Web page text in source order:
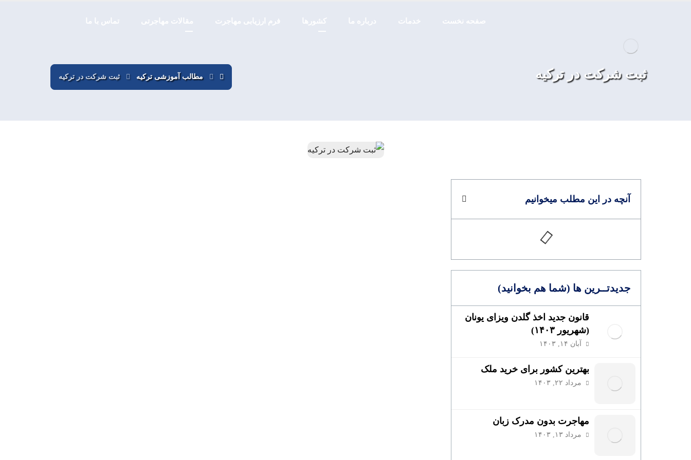
صفحه نخست خدمات درباره ما کشورها فرم ارزیابی مهاجرت مقالات مهاجرتی تماس با ما
ثبت شرکت در ترکیه مطالب آموزشی ترکیه ثبت شرکت در ترکیه
آنچه در این مطلب میخوانیم
جدیدتــرین ها (شما هم بخوانید)
قانون جدید اخذ گلدن ویزای یونان
(شهریور ۱۴۰۳)
آبان ۱۴, ۱۴۰۳
بهترین کشور برای خرید ملک
مرداد ۲۲, ۱۴۰۳
مهاجرت بدون مدرک زبان
مرداد ۱۳, ۱۴۰۳